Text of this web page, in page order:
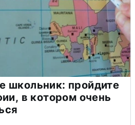
школьник: пройдите
в котором очень